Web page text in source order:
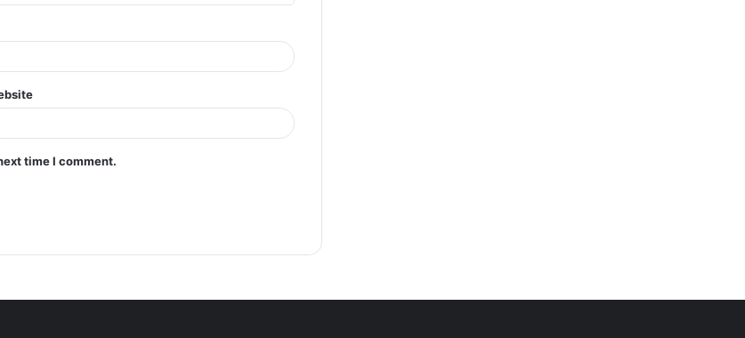
time I comment.